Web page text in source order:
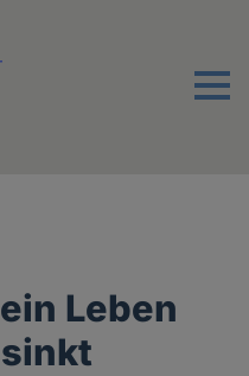
Menu
Leben